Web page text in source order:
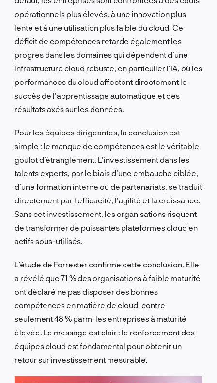
opérationnels plus élevés, à une innovation plus
lente et à une utilisation plus faible du cloud. Ce
déficit de compétences retarde également les
progrès dans les domaines qui dépendent d’une
infrastructure cloud robuste, en particulier l’IA, où les
performances du cloud affectent directement le
succès de l’apprentissage automatique et des
résultats axés sur les données.
Pour les équipes dirigeantes, la conclusion est
simple : le manque de compétences est le véritable
goulot d’étranglement. L’investissement dans les
talents experts, par le biais d’une embauche ciblée,
d’une formation interne ou de partenariats, se traduit
directement par l’efficacité, l’agilité et la croissance.
Sans cet investissement, les organisations risquent
de transformer de puissantes plateformes cloud en
actifs sous-utilisés.
L’étude de Forrester confirme cette conclusion. Elle
a révélé que 71 % des organisations à faible maturité
ont déclaré ne pas disposer des bonnes
compétences en matière de cloud, contre
seulement 48 % parmi les entreprises à maturité
élevée. Le message est clair : le renforcement des
équipes cloud est fondamental pour obtenir un
retour sur investissement mesurable.